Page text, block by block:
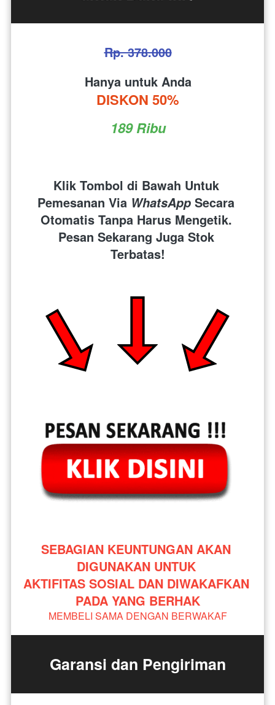
Rp. 378.000
Hanya untuk Anda
DISKON 50%
189 Ribu
Klik Tombol di Bawah Untuk
Pemesanan Via WhatsApp Secara
Otomatis Tanpa Harus Mengetik.
Pesan Sekarang Juga Stok
Terbatas!
SEBAGIAN KEUNTUNGAN AKAN
DIGUNAKAN UNTUK
AKTIFITAS SOSIAL DAN DIWAKAFKAN
PADA YANG BERHAK
MEMBELI SAMA DENGAN BERWAKAF
Garansi dan Pengiriman